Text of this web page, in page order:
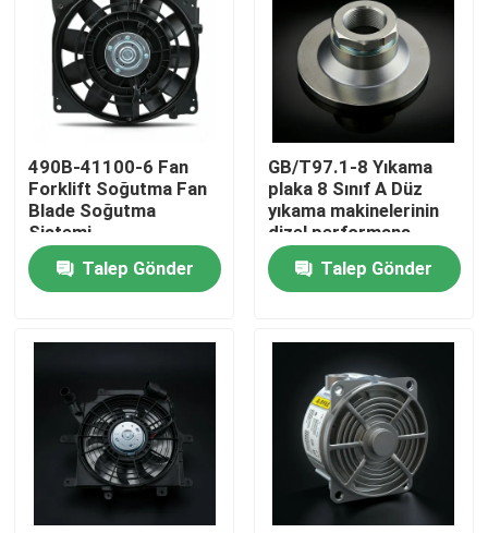
Evde
Videolar
Hakkımızda
490B-41100-6 Fan
Forklift Soğutma Fan
Blade Soğutma
Sistemi
Talep Gönder
GB/T97.1-8 Yıkama
plaka 8 Sınıf A Düz
yıkama makinelerinin
dizel performans
parçaları
Talep Gönder